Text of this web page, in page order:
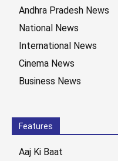
Andhra Pradesh News
National News
International News
Cinema News
Business News
Features
Aaj Ki Baat